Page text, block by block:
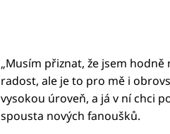
„Musím přiznat, že jsem
radost, ale je to pro mě i
vysokou úroveň, a já v ní chci
spousta nových fanoušků.